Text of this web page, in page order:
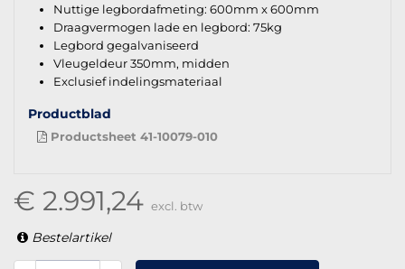
Nuttige legbordafmeting: 600mm x 600mm
Draagvermogen lade en legbord: 75kg
Legbord gegalvaniseerd
Vleugeldeur 350mm, midden
Exclusief indelingsmateriaal
Productblad
Productsheet 41-10079-010
€ 2.991,24 excl. btw
Bestelartikel